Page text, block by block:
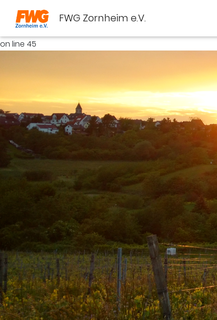
1786274694.70759 to int loses precision in
/mnt/web704/a0/55/5638155/htdocs/fwg/include/
on line 45
FWG Zornheim e.V.